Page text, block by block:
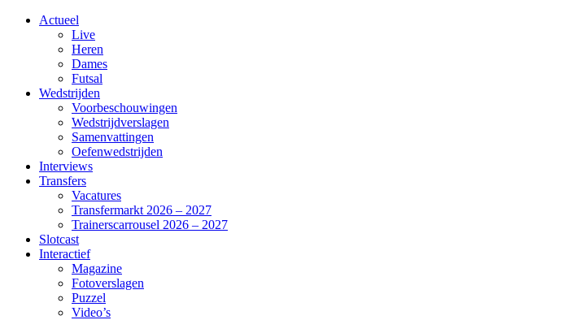
Actueel
Live
Heren
Dames
Futsal
Wedstrijden
Voorbeschouwingen
Wedstrijdverslagen
Samenvattingen
Oefenwedstrijden
Interviews
Transfers
Vacatures
Transfermarkt 2026 – 2027
Trainerscarrousel 2026 – 2027
Slotcast
Interactief
Magazine
Fotoverslagen
Puzzel
Video’s